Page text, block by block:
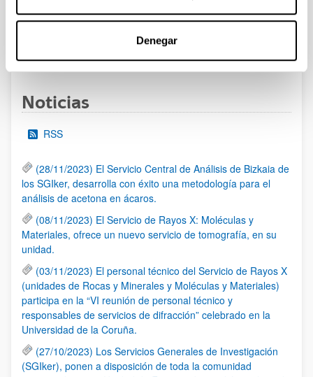
Denegar
Páginas intermedias Use
Noticias
RSS
(28/11/2023) El Servicio Central de Análisis de Bizkaia de
los SGIker, desarrolla con éxito una metodología para el
análisis de acetona en ácaros.
(08/11/2023) El Servicio de Rayos X: Moléculas y
Materiales, ofrece un nuevo servicio de tomografía, en su
unidad.
(03/11/2023) El personal técnico del Servicio de Rayos X
(unidades de Rocas y Minerales y Moléculas y Materiales)
participa en la “VI reunión de personal técnico y
responsables de servicios de difracción” celebrado en la
Universidad de la Coruña.
(27/10/2023) Los Servicios Generales de Investigación
(SGIker), ponen a disposición de toda la comunidad